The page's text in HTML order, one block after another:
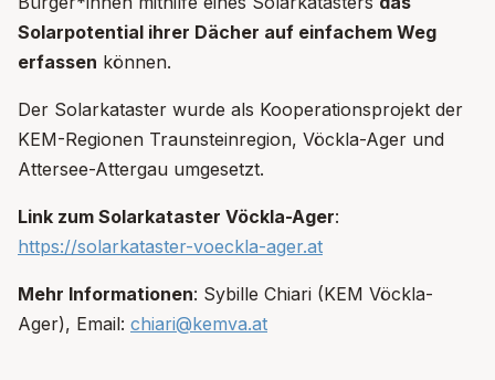
Solarpotential ihrer Dächer auf einfachem Weg
erfassen können.
Der Solarkataster wurde als Kooperationsprojekt der
KEM-Regionen Traunsteinregion, Vöckla-Ager und
Attersee-Attergau umgesetzt.
Link zum Solarkataster Vöckla-Ager:
https://solarkataster-voeckla-ager.at
Mehr Informationen: Sybille Chiari (KEM Vöckla-
Ager), Email: chiari@kemva.at